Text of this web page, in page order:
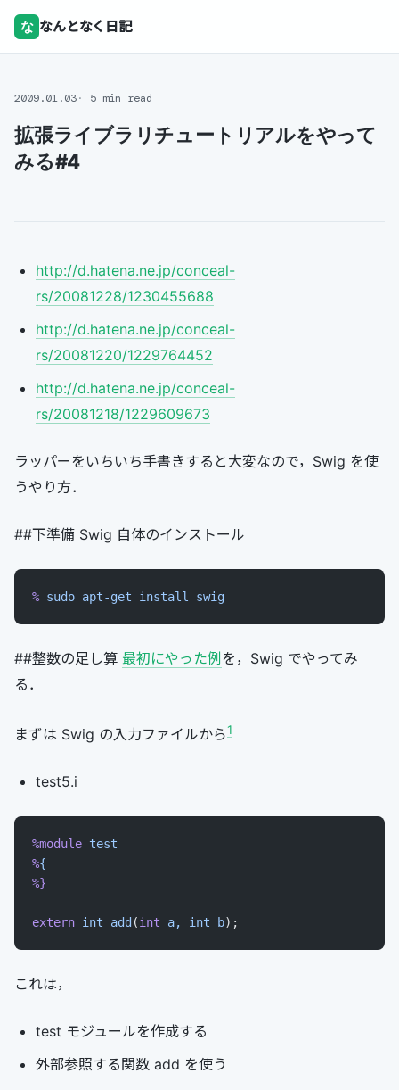
な なんとなく日記
2009.01.03 5 min read
拡張ライブラリチュートリアルをやって
みる#4
http://d.hatena.ne.jp/conceal-
rs/20081228/1230455688
http://d.hatena.ne.jp/conceal-
rs/20081220/1229764452
http://d.hatena.ne.jp/conceal-
rs/20081218/1229609673
ラッパーをいちいち手書きすると大変なので，Swig を使
うやり方．
##下準備 Swig 自体のインストール
% sudo apt-get install swig
##整数の足し算 最初にやった例 を，Swig でやってみ
る．
まずは Swig の入力ファイルから1
test5.i
%module test
%{
%}
extern int add (int a, int b);
これは，
test モジュールを作成する
外部参照する関数 add を使う